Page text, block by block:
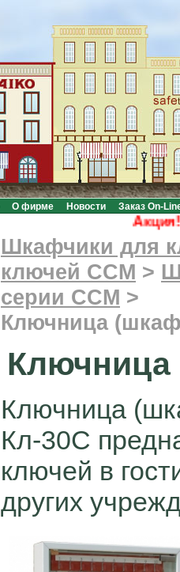
О фирме Новости Заказ On-
Акция!
Шкафчики для
ключей CCM >
серии CCM >
Ключница
Ключница
Ключница
Кл-30С
ключей в
других